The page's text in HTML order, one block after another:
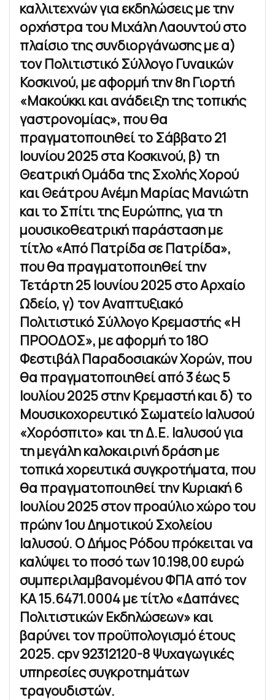
καλλιτεχνών για εκδηλώσεις με την
ορχήστρα του Μιχάλη Λαουντού στο
πλαίσιο της συνδιοργάνωσης με α)
τoν Πολιτιστικό Σύλλογο Γυναικών
Κοσκινού, με αφορμή την 8η Γιορτή
«Μακούκκι και ανάδειξη της τοπικής
γαστρονομίας», που θα
πραγματοποιηθεί το Σάββατο 21
Ιουνίου 2025 στα Κοσκινού, β) τη
Θεατρική Ομάδα της Σχολής Χορού
και Θεάτρου Ανέμη Μαρίας Μανιώτη
και το Σπίτι της Ευρώπης, για τη
μουσικοθεατρική παράσταση με
τίτλο «Από Πατρίδα σε Πατρίδα»,
που θα πραγματοποιηθεί την
Τετάρτη 25 Ιουνίου 2025 στο Αρχαίο
Ωδείο, γ) τον Αναπτυξιακό
Πολιτιστικό Σύλλογο Κρεμαστής «Η
ΠΡΟΟΔΟΣ», με αφορμή το 18Ο
Φεστιβάλ Παραδοσιακών Χορών, που
θα πραγματοποιηθεί από 3 έως 5
Ιουλίου 2025 στην Κρεμαστή και δ) το
Μουσικοχορευτικό Σωματείο Ιαλυσού
«Χορόσπιτο» και τη Δ.Ε. Ιαλυσού για
τη μεγάλη καλοκαιρινή δράση με
τοπικά χορευτικά συγκροτήματα, που
θα πραγματοποιηθεί την Κυριακή 6
Ιουλίου 2025 στον προαύλιο χώρο του
πρώην 1ου Δημοτικού Σχολείου
Ιαλυσού. Ο Δήμος Ρόδου πρόκειται να
καλύψει το ποσό των 10.198,00 ευρώ
συμπεριλαμβανομένου ΦΠΑ από τον
ΚΑ 15.6471.0004 με τίτλο «Δαπάνες
Πολιτιστικών Εκδηλώσεων» και
βαρύνει τον προϋπολογισμό έτους
2025. cpv 92312120-8 Ψυχαγωγικές
υπηρεσίες συγκροτημάτων
τραγουδιστών.